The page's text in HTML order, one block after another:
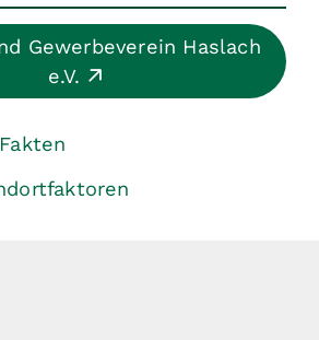
Gewerbeverein Haslach
e.V.